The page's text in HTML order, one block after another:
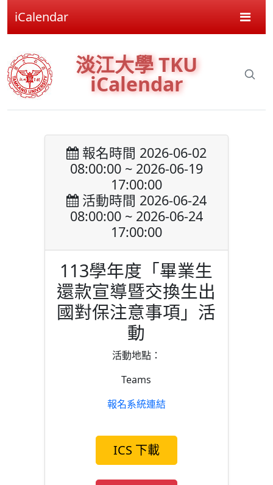
iCalendar
淡江大學 TKU
iCalendar
報名時間 2026-06-02
08:00:00 ~ 2026-06-19
17:00:00
活動時間 2026-06-24
08:00:00 ~ 2026-06-24
17:00:00
113學年度「畢業生
還款宣導暨交換生出
國對保注意事項」活
動
活動地點：
Teams
報名系統連結
ICS 下載